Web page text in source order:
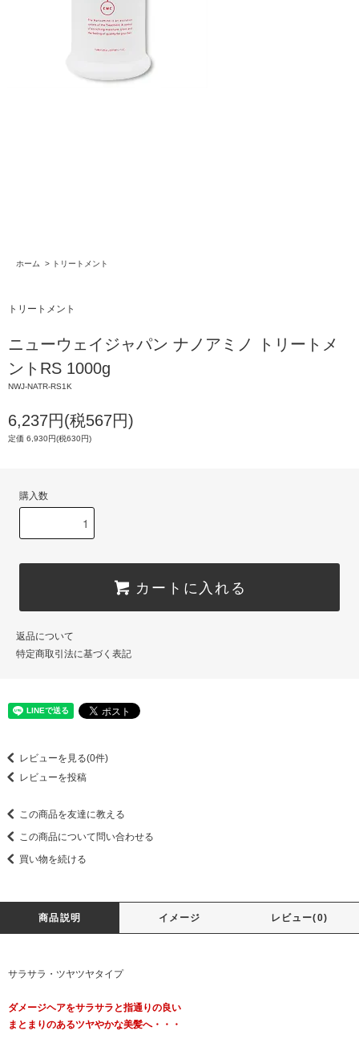
ホーム > トリートメント
トリートメント
ニューウェイジャパン ナノアミノ トリートメ
ントRS 1000g
NWJ-NATR-RS1K
6,237円(税567円)
定価 6,930円(税630円)
購入数
カートに入れる
返品について
特定商取引法に基づく表記
レビューを見る(0件)
レビューを投稿
この商品を友達に教える
この商品について問い合わせる
買い物を続ける
商品説明 イメージ レビュー(0)
サラサラ・ツヤツヤタイプ
ダメージヘアをサラサラと指通りの良い
まとまりのあるツヤやかな美髪へ・・・